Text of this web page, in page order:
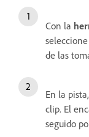
Con la
de las
En la
clip. El
seguido